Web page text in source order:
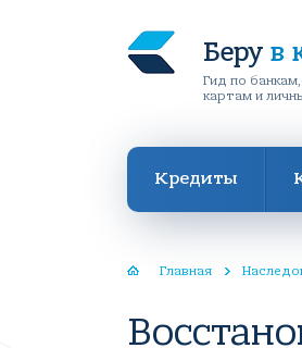
Беру в
Гид по
картам и
Кредиты
Главная